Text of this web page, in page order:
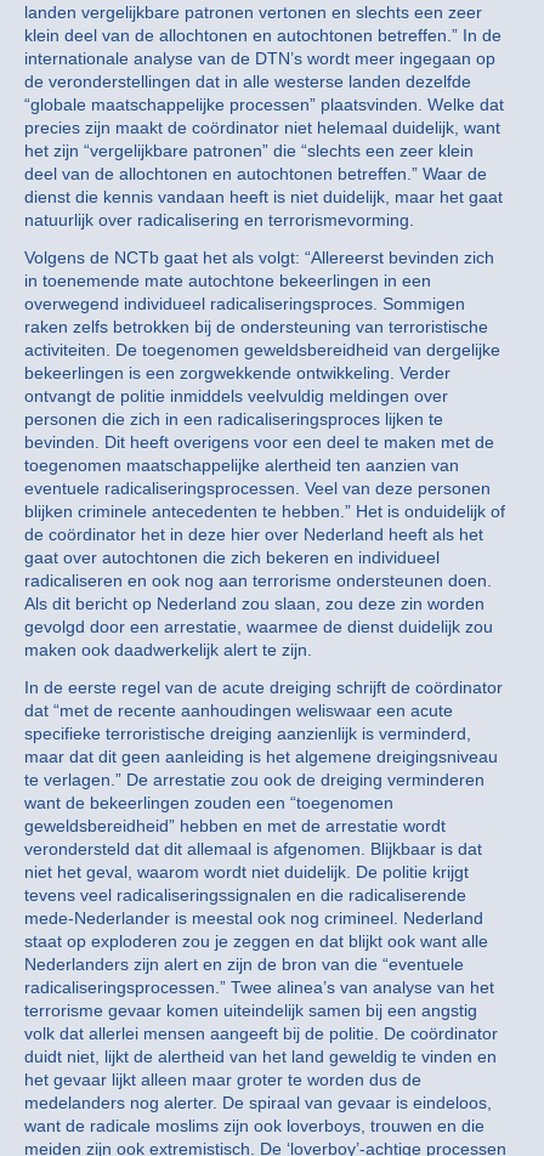
landen vergelijkbare patronen vertonen en slechts een zeer
klein deel van de allochtonen en autochtonen betreffen.” In de
internationale analyse van de DTN’s wordt meer ingegaan op
de veronderstellingen dat in alle westerse landen dezelfde
“globale maatschappelijke processen” plaatsvinden. Welke dat
precies zijn maakt de coördinator niet helemaal duidelijk, want
het zijn “vergelijkbare patronen” die “slechts een zeer klein
deel van de allochtonen en autochtonen betreffen.” Waar de
dienst die kennis vandaan heeft is niet duidelijk, maar het gaat
natuurlijk over radicalisering en terrorismevorming.
Volgens de NCTb gaat het als volgt: “Allereerst bevinden zich
in toenemende mate autochtone bekeerlingen in een
overwegend individueel radicaliseringsproces. Sommigen
raken zelfs betrokken bij de ondersteuning van terroristische
activiteiten. De toegenomen geweldsbereidheid van dergelijke
bekeerlingen is een zorgwekkende ontwikkeling. Verder
ontvangt de politie inmiddels veelvuldig meldingen over
personen die zich in een radicaliseringsproces lijken te
bevinden. Dit heeft overigens voor een deel te maken met de
toegenomen maatschappelijke alertheid ten aanzien van
eventuele radicaliseringsprocessen. Veel van deze personen
blijken criminele antecedenten te hebben.” Het is onduidelijk of
de coördinator het in deze hier over Nederland heeft als het
gaat over autochtonen die zich bekeren en individueel
radicaliseren en ook nog aan terrorisme ondersteunen doen.
Als dit bericht op Nederland zou slaan, zou deze zin worden
gevolgd door een arrestatie, waarmee de dienst duidelijk zou
maken ook daadwerkelijk alert te zijn.
In de eerste regel van de acute dreiging schrijft de coördinator
dat “met de recente aanhoudingen weliswaar een acute
specifieke terroristische dreiging aanzienlijk is verminderd,
maar dat dit geen aanleiding is het algemene dreigingsniveau
te verlagen.” De arrestatie zou ook de dreiging verminderen
want de bekeerlingen zouden een “toegenomen
geweldsbereidheid” hebben en met de arrestatie wordt
verondersteld dat dit allemaal is afgenomen. Blijkbaar is dat
niet het geval, waarom wordt niet duidelijk. De politie krijgt
tevens veel radicaliseringssignalen en die radicaliserende
mede-Nederlander is meestal ook nog crimineel. Nederland
staat op exploderen zou je zeggen en dat blijkt ook want alle
Nederlanders zijn alert en zijn de bron van die “eventuele
radicaliseringsprocessen.” Twee alinea’s van analyse van het
terrorisme gevaar komen uiteindelijk samen bij een angstig
volk dat allerlei mensen aangeeft bij de politie. De coördinator
duidt niet, lijkt de alertheid van het land geweldig te vinden en
het gevaar lijkt alleen maar groter te worden dus de
medelanders nog alerter. De spiraal van gevaar is eindeloos,
want de radicale moslims zijn ook loverboys, trouwen en die
meiden zijn ook extremistisch. De ‘loverboy’-achtige processen